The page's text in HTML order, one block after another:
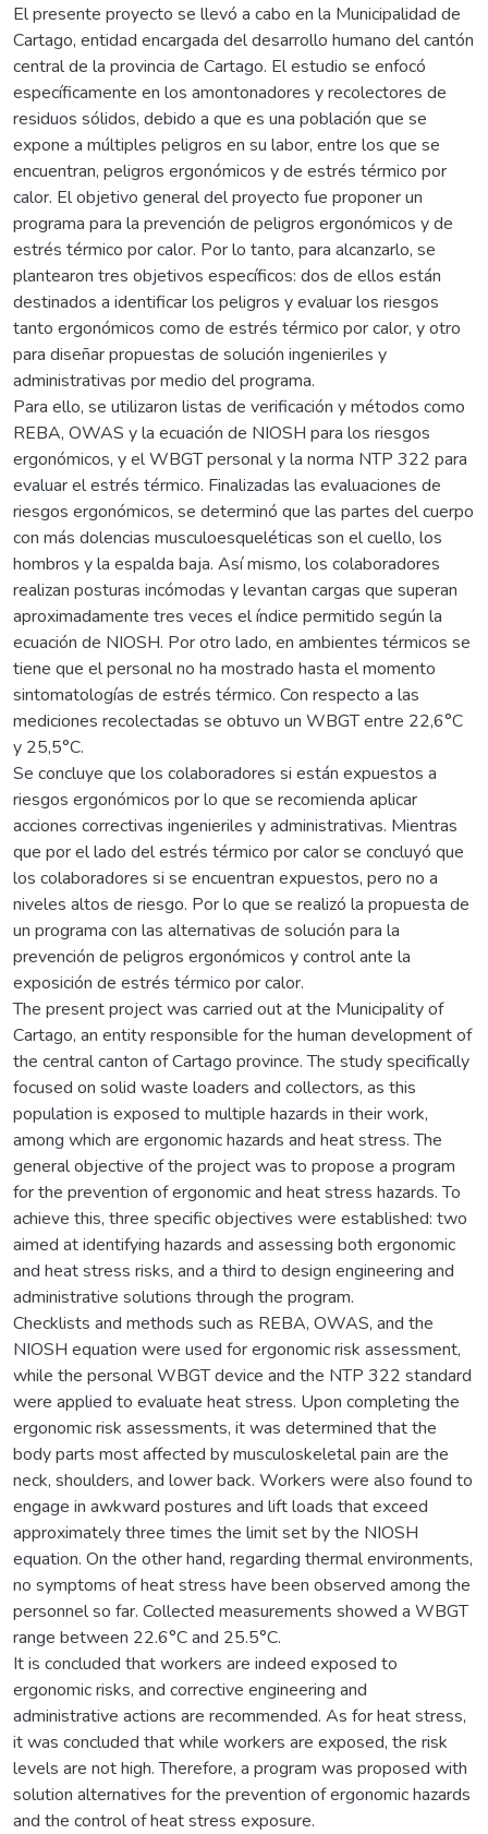
El presente proyecto se llevó a cabo en la Municipalidad de
Cartago, entidad encargada del desarrollo humano del cantón
central de la provincia de Cartago. El estudio se enfocó
específicamente en los amontonadores y recolectores de
residuos sólidos, debido a que es una población que se
expone a múltiples peligros en su labor, entre los que se
encuentran, peligros ergonómicos y de estrés térmico por
calor. El objetivo general del proyecto fue proponer un
programa para la prevención de peligros ergonómicos y de
estrés térmico por calor. Por lo tanto, para alcanzarlo, se
plantearon tres objetivos específicos: dos de ellos están
destinados a identificar los peligros y evaluar los riesgos
tanto ergonómicos como de estrés térmico por calor, y otro
para diseñar propuestas de solución ingenieriles y
administrativas por medio del programa.
Para ello, se utilizaron listas de verificación y métodos como
REBA, OWAS y la ecuación de NIOSH para los riesgos
ergonómicos, y el WBGT personal y la norma NTP 322 para
evaluar el estrés térmico. Finalizadas las evaluaciones de
riesgos ergonómicos, se determinó que las partes del cuerpo
con más dolencias musculoesqueléticas son el cuello, los
hombros y la espalda baja. Así mismo, los colaboradores
realizan posturas incómodas y levantan cargas que superan
aproximadamente tres veces el índice permitido según la
ecuación de NIOSH. Por otro lado, en ambientes térmicos se
tiene que el personal no ha mostrado hasta el momento
sintomatologías de estrés térmico. Con respecto a las
mediciones recolectadas se obtuvo un WBGT entre 22,6°C
y 25,5°C.
Se concluye que los colaboradores si están expuestos a
riesgos ergonómicos por lo que se recomienda aplicar
acciones correctivas ingenieriles y administrativas. Mientras
que por el lado del estrés térmico por calor se concluyó que
los colaboradores si se encuentran expuestos, pero no a
niveles altos de riesgo. Por lo que se realizó la propuesta de
un programa con las alternativas de solución para la
prevención de peligros ergonómicos y control ante la
exposición de estrés térmico por calor.
The present project was carried out at the Municipality of
Cartago, an entity responsible for the human development of
the central canton of Cartago province. The study specifically
focused on solid waste loaders and collectors, as this
population is exposed to multiple hazards in their work,
among which are ergonomic hazards and heat stress. The
general objective of the project was to propose a program
for the prevention of ergonomic and heat stress hazards. To
achieve this, three specific objectives were established: two
aimed at identifying hazards and assessing both ergonomic
and heat stress risks, and a third to design engineering and
administrative solutions through the program.
Checklists and methods such as REBA, OWAS, and the
NIOSH equation were used for ergonomic risk assessment,
while the personal WBGT device and the NTP 322 standard
were applied to evaluate heat stress. Upon completing the
ergonomic risk assessments, it was determined that the
body parts most affected by musculoskeletal pain are the
neck, shoulders, and lower back. Workers were also found to
engage in awkward postures and lift loads that exceed
approximately three times the limit set by the NIOSH
equation. On the other hand, regarding thermal environments,
no symptoms of heat stress have been observed among the
personnel so far. Collected measurements showed a WBGT
range between 22.6°C and 25.5°C.
It is concluded that workers are indeed exposed to
ergonomic risks, and corrective engineering and
administrative actions are recommended. As for heat stress,
it was concluded that while workers are exposed, the risk
levels are not high. Therefore, a program was proposed with
solution alternatives for the prevention of ergonomic hazards
and the control of heat stress exposure.